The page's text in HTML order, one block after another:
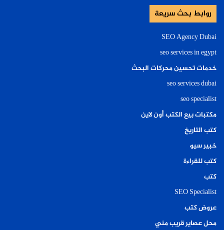
روابط بحث سريعة
SEO Agency Dubai
seo services in egypt
خدمات تحسين محركات البحث
seo services dubai
seo specialist
مكتبات بيع الكتب أون لاين
كتب التاريخ
خبير سيو
كتب للقراءة
كتب
SEO Specialist
عروض كتب
محل عصاير قريب مني